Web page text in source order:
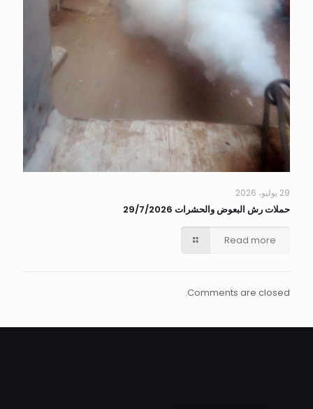
29 يوليو، 2026
حملات رش البعوض والحشرات 29/7/2026
Read more
Comments are closed.